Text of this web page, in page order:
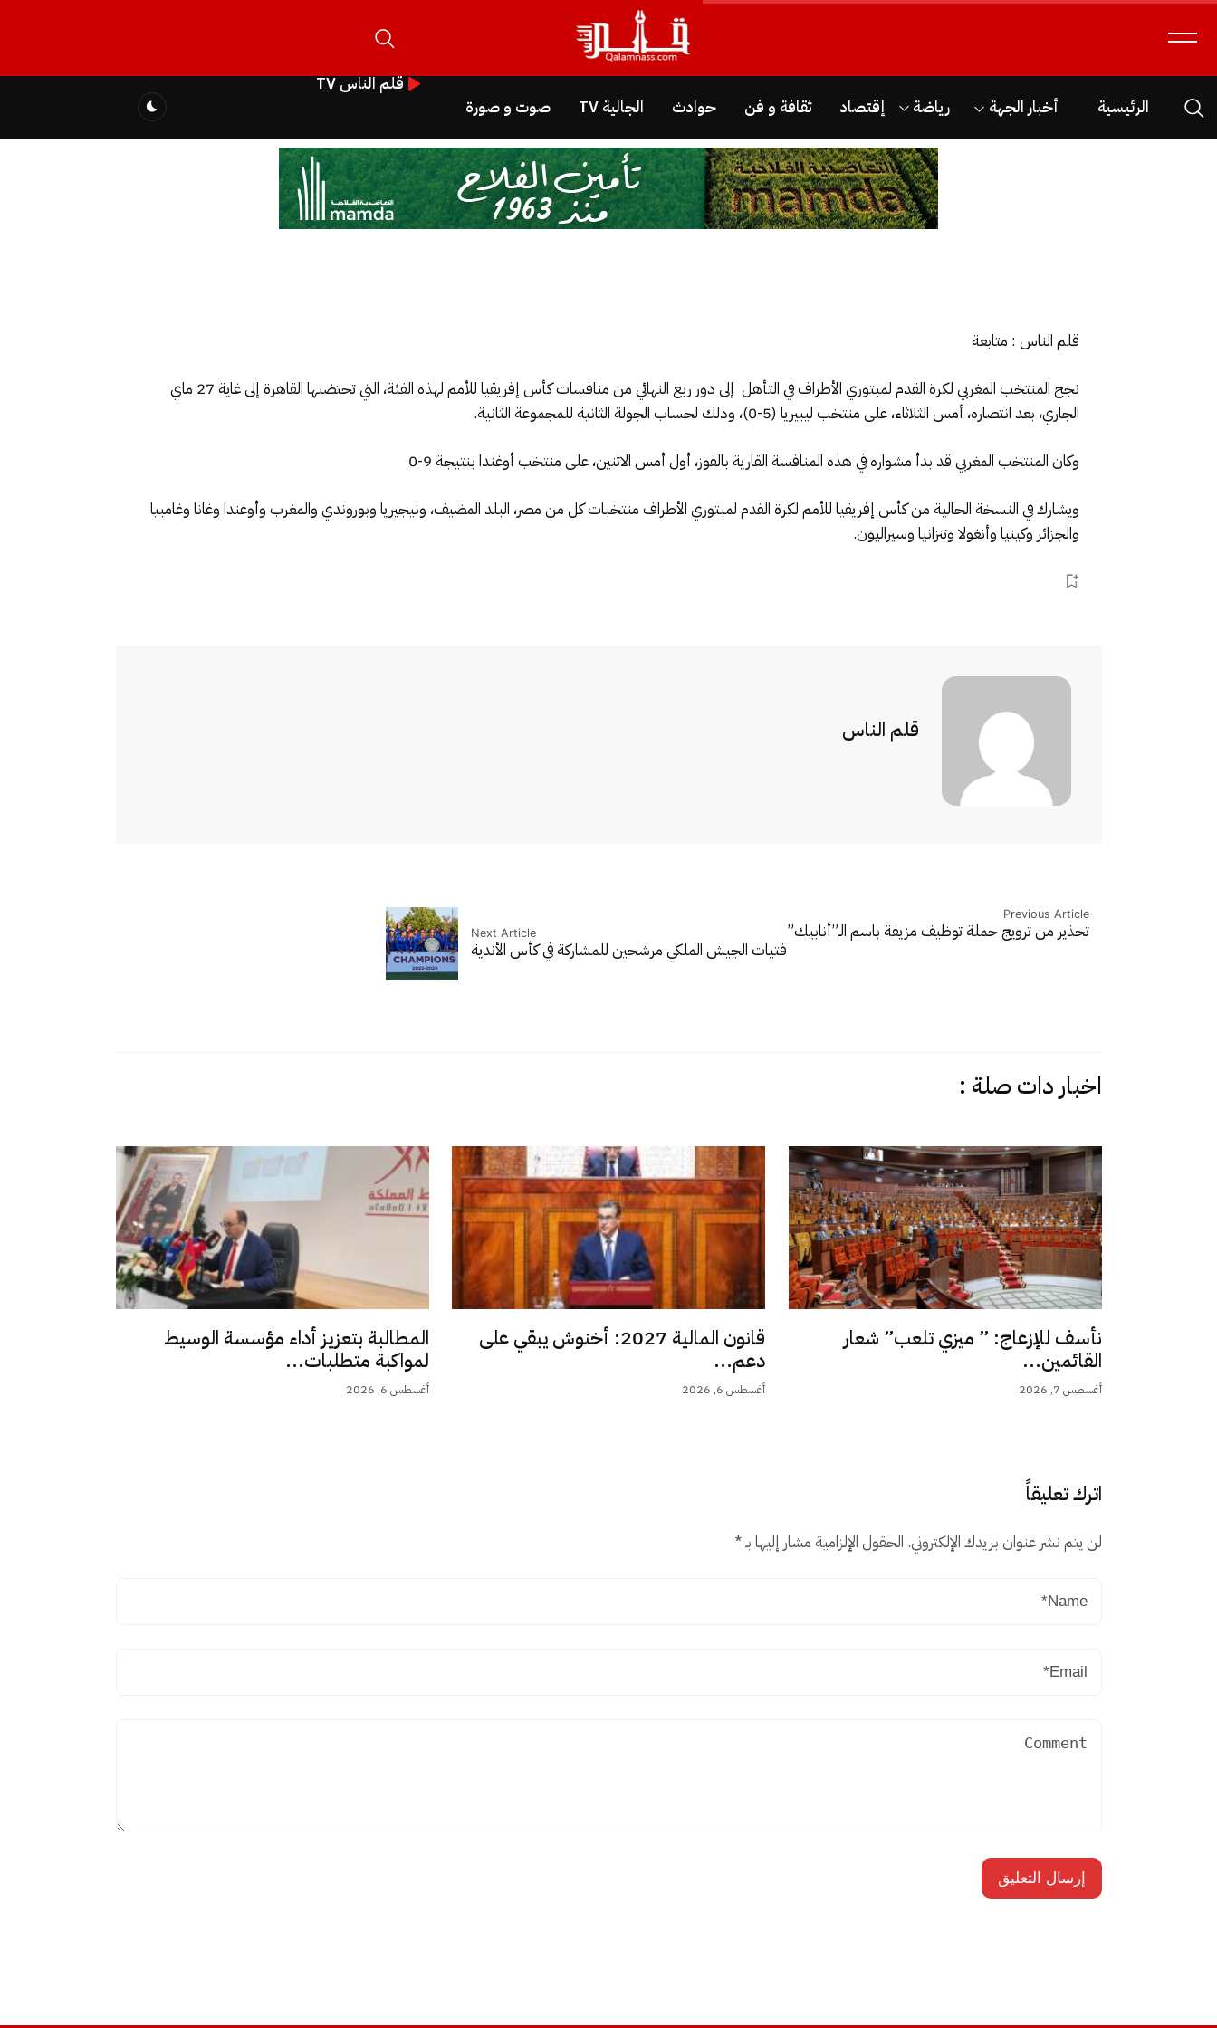
الرئيسية أخبار الجهة رياضة إقتصاد ثقافة و فن حوادث الجالية TV صوت و صورة
قلم الناس TV
قلم الناس : متابعة
نجح المنتخب المغربي لكرة القدم لمبتوري الأطراف في التأهل إلى دور ربع النهائي من منافسات كأس إفريقيا للأمم لهذه الفئة، التي تحتضنها القاهرة إلى غاية 27 ماي
الجاري، بعد انتصاره، أمس الثلاثاء، على منتخب ليبيريا (5-0)، وذلك لحساب الجولة الثانية للمجموعة الثانية.
وكان المنتخب المغربي قد بدأ مشواره في هذه المنافسة القارية بالفوز، أول أمس الاثنين، على منتخب أوغندا بنتيجة 9-0
ويشارك في النسخة الحالية من كأس إفريقيا للأمم لكرة القدم لمبتوري الأطراف منتخبات كل من مصر، البلد المضيف، ونيجيريا وبوروندي والمغرب وأوغندا وغانا وغامبيا
والجزائر وكينيا وأنغولا وتنزانيا وسيراليون.
قلم الناس
Previous Article
تحذير من ترويج حملة توظيف مزيفة باسم الـ”أنابيك” Next Article
فتيات الجيش الملكي مرشحين للمشاركة في كأس الأندية
اخبار دات صلة :
نأسف للإزعاج: ” ميزي تلعب” شعار
القائمين...
أغسطس 7, 2026
قانون المالية 2027: أخنوش يبقي على
دعم...
أغسطس 6, 2026
المطالبة بتعزيز أداء مؤسسة الوسيط
لمواكبة متطلبات...
أغسطس 6, 2026
اترك تعليقاً
لن يتم نشر عنوان بريدك الإلكتروني. الحقول الإلزامية مشار إليها بـ*